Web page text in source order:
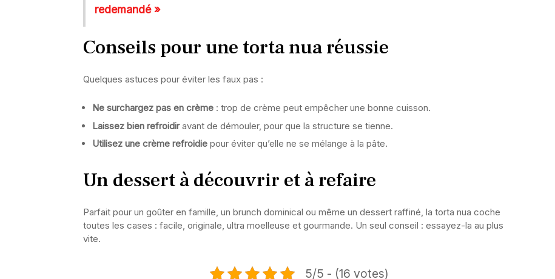
redemandé »
Conseils pour une torta nua réussie
Quelques astuces pour éviter les faux pas :
Ne surchargez pas en crème : trop de crème peut empêcher une bonne cuisson.
Laissez bien refroidiravant de démouler, pour que la structure se tienne.
Utilisez une crème refroidie pour éviter qu’elle ne se mélange à la pâte.
Un dessert à découvrir et à refaire
Parfait pour un goûter en famille, un brunch dominical ou même un dessert raffiné, la torta nua coche
toutes les cases : facile, originale, ultra moelleuse et gourmande. Un seul conseil : essayez-la au plus
vite.
5/5 - (16 votes)